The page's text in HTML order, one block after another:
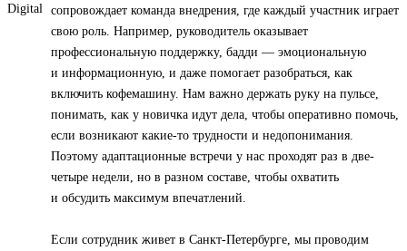
сопровождает команда внедрения, где каждый участник играет
свою роль. Например, руководитель оказывает
профессиональную поддержку, бадди — эмоциональную
и информационную, и даже помогает разобраться, как
включить кофемашину. Нам важно держать руку на пульсе,
понимать, как у новичка идут дела, чтобы оперативно помочь,
если возникают какие-то трудности и недопонимания.
Поэтому адаптационные встречи у нас проходят раз в две-
четыре недели, но в разном составе, чтобы охватить
и обсудить максимум впечатлений.
Если сотрудник живет в Санкт-Петербурге, мы проводим